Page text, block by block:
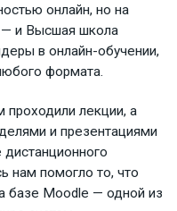
онлайн, но на
— и Высшая школа
в онлайн-обучении,
формата.
проходили лекции, а
и презентациями
нам помогло то, что
базе Moodle — одной из